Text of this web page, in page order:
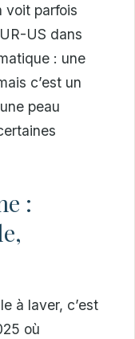
voit parfois
US dans
: une
c’est un
peau
:
à laver, c’est
où